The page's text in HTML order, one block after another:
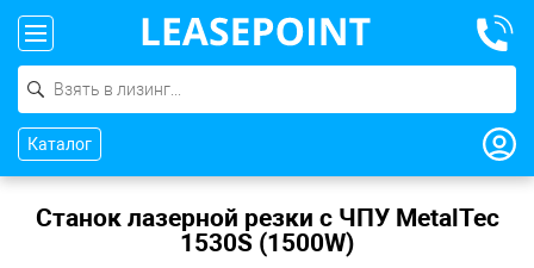
Каталог
Станок лазерной резки с ЧПУ MetalTec
1530S (1500W)